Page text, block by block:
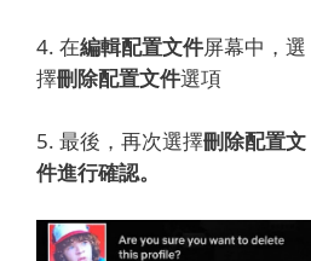
4. 在編輯配置文件屏幕中，選
擇刪除配置文件選項
5. 最後， 再次選擇刪除配置文
件進行確認。